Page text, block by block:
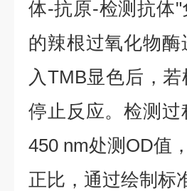
体-抗原-检测抗体
的辣根过氧化物
入TMB显色后，
停止反应。检测
450 nm处测OD值
正比，通过绘制标